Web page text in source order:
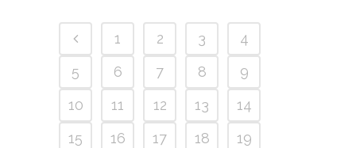
1 2 3
4
5
6 7 8
9
10
11 12 13
14
15
16 17 18
19